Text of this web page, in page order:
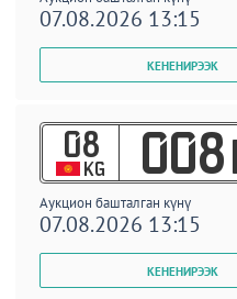
07.08.2026 13:15
08
KG 008
Аукцион башталган күнү
07.08.2026 13:15